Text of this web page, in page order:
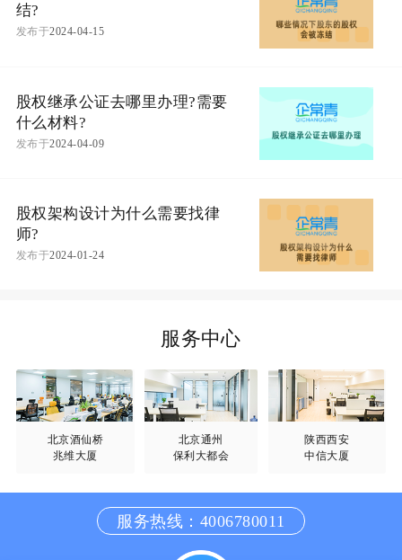
结?
发布于2024-04-15
股权继承公证去哪里办理?需要
什么材料?
发布于2024-04-09
股权架构设计为什么需要找律
师?
发布于2024-01-24
服务中心
北京酒仙桥
兆维大厦
北京通州
保利大都会
陕西西安
中信大厦
服务热线：4006780011